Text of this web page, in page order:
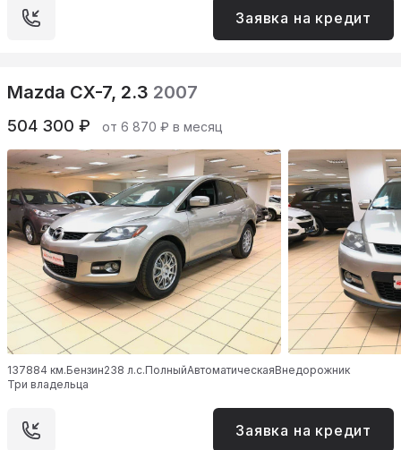
Заявка на кредит
Mazda CX-7, 2.3 2007
504 300 ₽ от 6 870 ₽ в месяц
137884 км.Бензин238 л.с.ПолныйАвтоматическаяВнедорожник
Три владельца
Заявка на кредит